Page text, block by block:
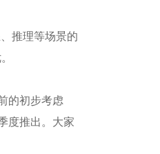
推理等场景的
的初步考虑
度推出。大家